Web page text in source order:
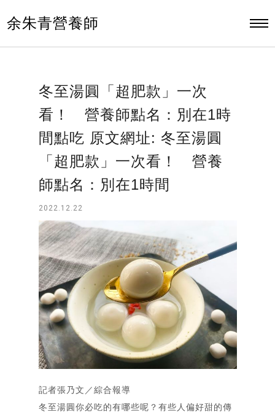
余朱青營養師
冬至湯圓「超肥款」一次
看！ 營養師點名：別在1時
間點吃 原文網址: 冬至湯圓
「超肥款」一次看！ 營養
師點名：別在1時間
2022.12.22
記者張乃文／綜合報導
冬至湯圓你必吃的有哪些呢？有些人偏好甜的傳